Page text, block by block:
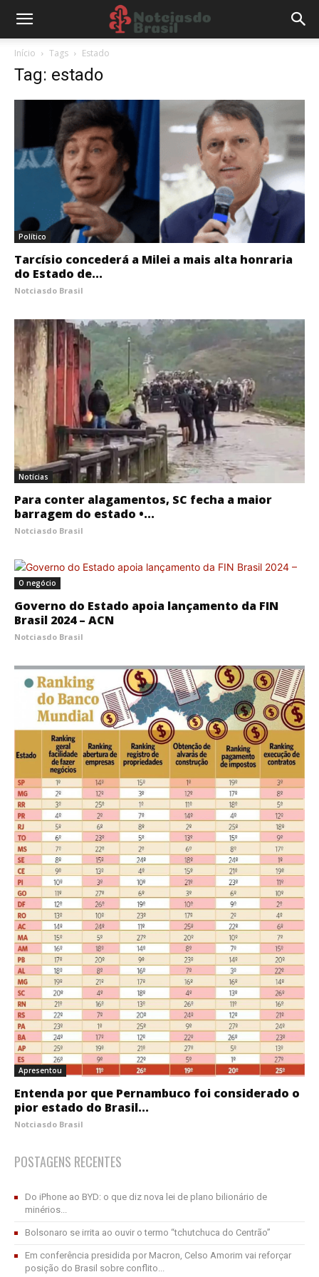
Início Tags Estado
Tag: estado
Político
Tarcísio concederá a Milei a mais alta honraria
do Estado de...
Notciasdo Brasil
Notícias
Para conter alagamentos, SC fecha a maior
barragem do estado •...
Notciasdo Brasil
O negócio
Governo do Estado apoia lançamento da FIN
Brasil 2024 – ACN
Notciasdo Brasil
Apresentou
Entenda por que Pernambuco foi considerado o
pior estado do Brasil...
Notciasdo Brasil
POSTAGENS RECENTES
Do iPhone ao BYD: o que diz nova lei de plano bilionário de
minérios...
Bolsonaro se irrita ao ouvir o termo “tchutchuca do Centrão”
Em conferência presidida por Macron, Celso Amorim vai reforçar
posição do Brasil sobre conflito...